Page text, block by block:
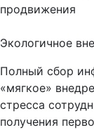
продвижения
Экологичное
Полный сбор
«мягкое»
стресса
получения